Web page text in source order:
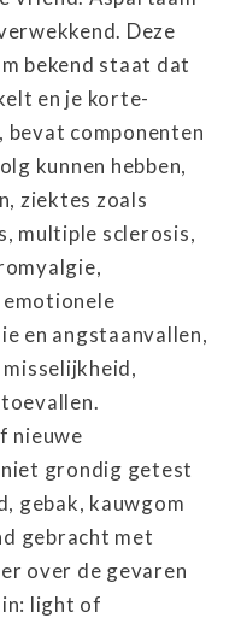
Deze
bekend staat dat
en je korte-
componenten
kunnen hebben,
ziektes zoals
multiple sclerosis,
en angstaanvallen,
nieuwe
grondig getest
gebak, kauwgom
gebracht met
over de gevaren
in: light of